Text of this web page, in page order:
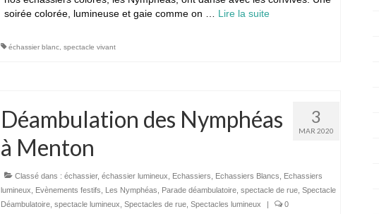
soirée colorée, lumineuse et gaie comme on … Lire la suite­­
échassier blanc, spectacle vivant
3
MAR 2020
Déambulation des Nymphéas
à Menton
Classé dans : échassier, échassier lumineux Echassiers Echassiers Blancs
Echassiers
lumineux
Evènements festifs Les Nymphéas Parade déambulatoire, spectacle de rue, Spectacle
Déambulatoire, spectacle lumineux Spectacles de rue, Spectacles lumineux | 0